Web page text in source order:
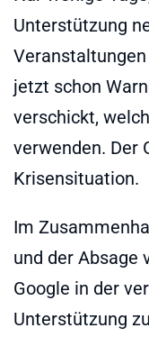
Unterstützung
jetzt schon
verschickt,
verwenden. Der
Krisensituation.
Im
und der Absage
Google in der
Unterstützung